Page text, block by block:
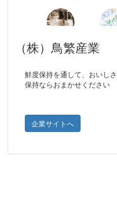
（株）鳥繁産業
鮮度保持を通して、おいし
保持ならおまかせください
企業サイトへ